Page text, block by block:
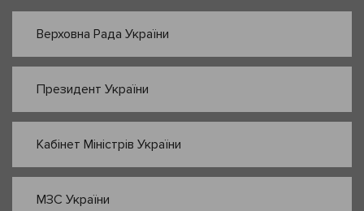
Верховна Рада України
Президент України
Кабінет Міністрів України
МЗС України